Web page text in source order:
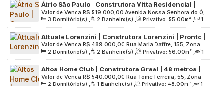
3716.00m²
Átrio São Paulo | Construtora Vitta Residencial |
Construção | 55 metros | 03 dormitórios | suíte |
varanda | 01 vaga
R$ 519.000,00
Valor de Venda
Avenida Nossa Senhora do Ó,
2050, Zona Norte, 02715-000, Limão, São Paulo, São Paulo,
Brasil
3 Dormitório(s) , 2 Banheiro(s) , Privativo: 55.00m² ,
1
Sala(s) , 1 Suíte(s) , 1 Vaga(s) , Útil: 55.00m² ,
Terreno:
2100.00m²
Attuale Lorenzini | Construtora Lorenzini | Pronto |
56 metros | 02 dormitórios | suíte | varanda | 01
vaga
R$ 489.000,00
Valor de Venda
Rua Maria Daffre, 155, Zona
Leste, 03150-020, Quinta da Paineira, São Paulo, São Paulo,
Brasil
2 Dormitório(s) , 2 Banheiro(s) , Privativo: 56.00m² ,
1
Sala(s) , 1 Suíte(s) , 1 Vaga(s) , Útil: 56.00m² ,
Terreno:
3313.00m²
Altos Home Club | Construtora Graal | 48 metros |
02 dormitórios | varanda | 01 vaga
R$ 540.000,00
Valor de Venda
Rua Tomé Ferreira, 55, Zona
Norte, 02402-030, Santana, São Paulo, São Paulo, Brasil
2 Dormitório(s) , 1 Banheiro(s) , Privativo: 48.00m² ,
1
Sala(s) , 1 Vaga(s) , Útil: 48.00m² , Terreno: 1488.00m²